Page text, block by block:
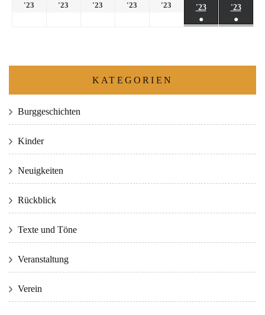
'23
'23
'23
'23
'23
'23
●
'23
●
KATEGORIEN
Burggeschichten
Kinder
Neuigkeiten
Rückblick
Texte und Töne
Veranstaltung
Verein